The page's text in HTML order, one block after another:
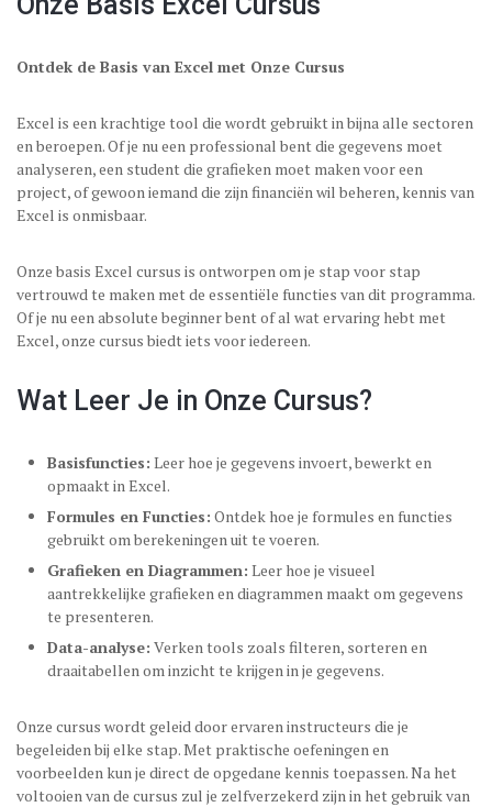
Ontdek de Basis van Excel met Onze Cursus
Excel is een krachtige tool die wordt gebruikt in bijna alle sectoren
en beroepen. Of je nu een professional bent die gegevens moet
analyseren, een student die grafieken moet maken voor een
project, of gewoon iemand die zijn financiën wil beheren, kennis van
Excel is onmisbaar.
Onze basis Excel cursus is ontworpen om je stap voor stap
vertrouwd te maken met de essentiële functies van dit programma.
Of je nu een absolute beginner bent of al wat ervaring hebt met
Excel, onze cursus biedt iets voor iedereen.
Wat Leer Je in Onze Cursus?
Basisfuncties: Leer hoe je gegevens invoert, bewerkt en
opmaakt in Excel.
Formules en Functies: Ontdek hoe je formules en functies
gebruikt om berekeningen uit te voeren.
Grafieken en Diagrammen: Leer hoe je visueel
aantrekkelijke grafieken en diagrammen maakt om gegevens
te presenteren.
Data-analyse: Verken tools zoals filteren, sorteren en
draaitabellen om inzicht te krijgen in je gegevens.
Onze cursus wordt geleid door ervaren instructeurs die je
begeleiden bij elke stap. Met praktische oefeningen en
voorbeelden kun je direct de opgedane kennis toepassen. Na het
voltooien van de cursus zul je zelfverzekerd zijn in het gebruik van